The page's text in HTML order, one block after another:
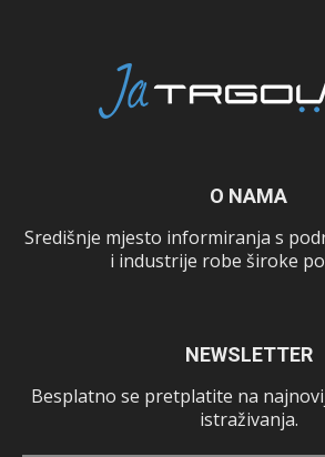
O NAMA
Središnje mjesto informiranja s
i industrije robe široke
NEWSLETTER
Besplatno se pretplatite na
istraživanja.